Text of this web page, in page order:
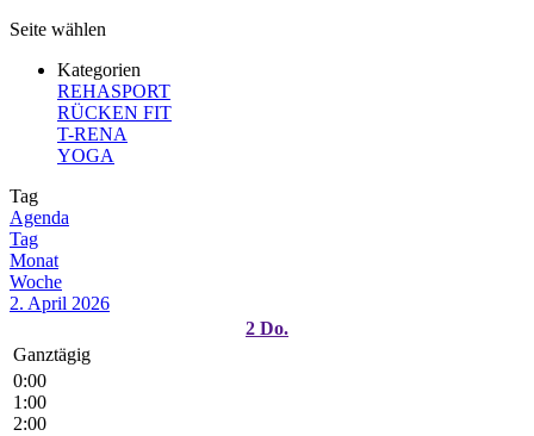
Seite wählen
Kategorien
REHASPORT
RÜCKEN FIT
T-RENA
YOGA
Tag
Agenda
Tag
Monat
Woche
2. April 2026
2 Do.
Ganztägig
0:00
1:00
2:00